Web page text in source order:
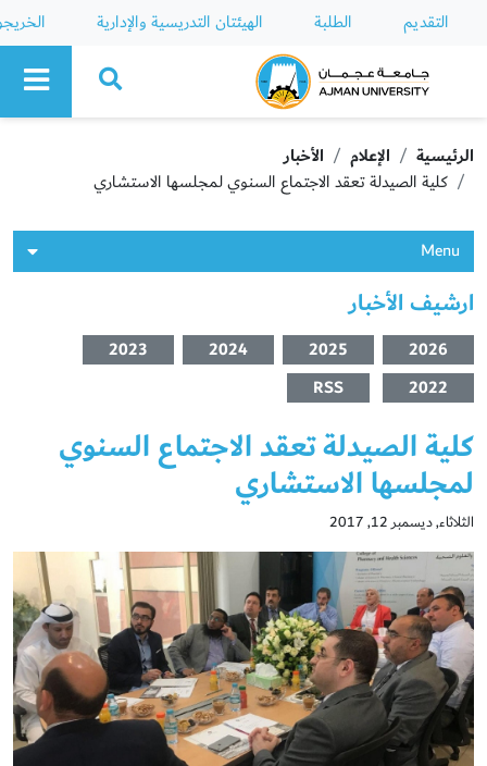
التقديم الطلبة الهيئتان التدريسية والإدارية
Ajman University
الرئيسية الإعلام
الأخبار
كلية الصيدلة تعقد الاجتماع السنوي لمجلسها الاستشاري
Menu
ارشيف الأخبار
2026
2025
2024
2023
2022
RSS
كلية الصيدلة تعقد الاجتماع السنوي
لمجلسها الاستشاري
الثلاثاء, ديسمبر 12, 2017